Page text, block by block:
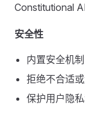
Constitutional AI
安全性
内置安全机
拒绝不合适
保护用户隐